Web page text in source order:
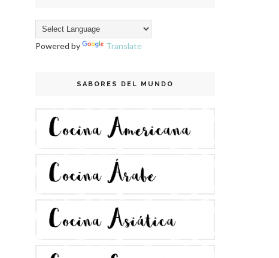
Powered by Translate
SABORES DEL MUNDO